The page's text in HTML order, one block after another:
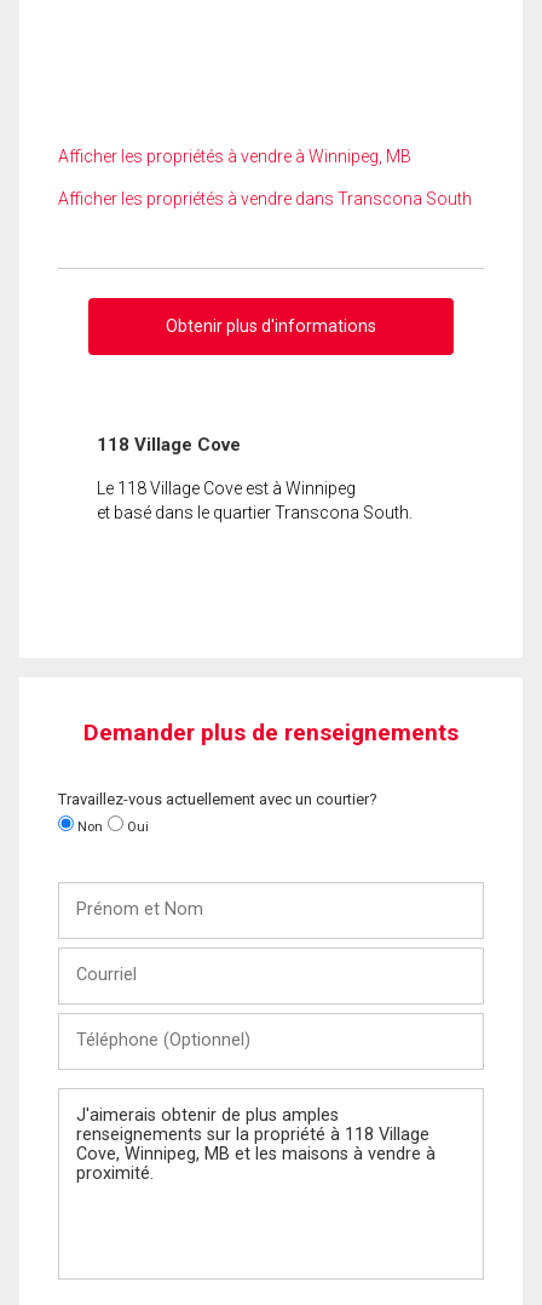
Afficher les propriétés à vendre à Winnipeg, MB
Afficher les propriétés à vendre dans Transcona South
Obtenir plus d'informations
118 Village Cove
Le 118 Village Cove est à Winnipeg
et basé dans le quartier Transcona South.
Demander plus de renseignements
Travaillez-vous actuellement avec un courtier?
Non Oui
Nom
(Optionnel)
Message